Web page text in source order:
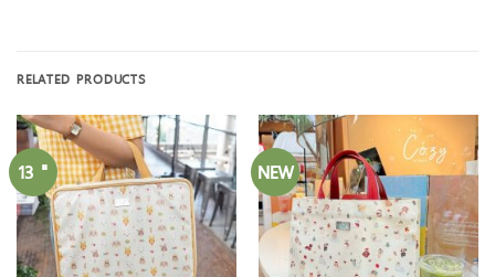
RELATED PRODUCTS
13 " NEW